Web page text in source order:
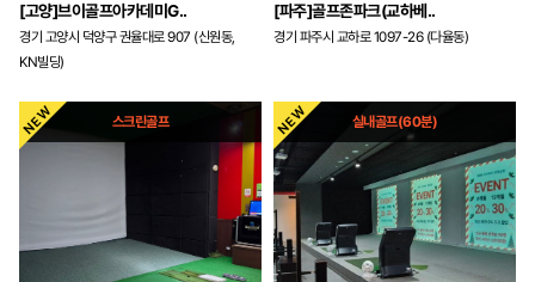
[고양]브이골프아카데미G..
경기 고양시 덕양구 권율대로 907 (신원동,
KN빌딩)
[파주]골프존파크(교하베..
경기 파주시 교하로 1097-26 (다율동)
스크린골프 실내골프(60분)